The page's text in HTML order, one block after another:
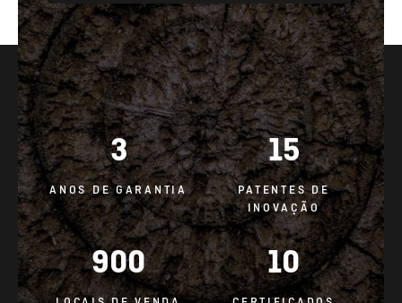
3
ANOS DE GARANTIA
15
PATENTES DE
INOVAÇÃO
900 10